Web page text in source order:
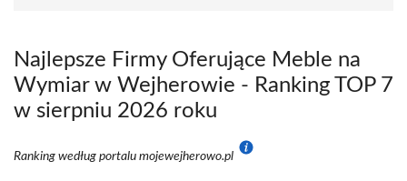
Najlepsze Firmy Oferujące Meble na
Wymiar w Wejherowie - Ranking TOP 7
w sierpniu 2026 roku
Ranking według portalu mojewejherowo.pl